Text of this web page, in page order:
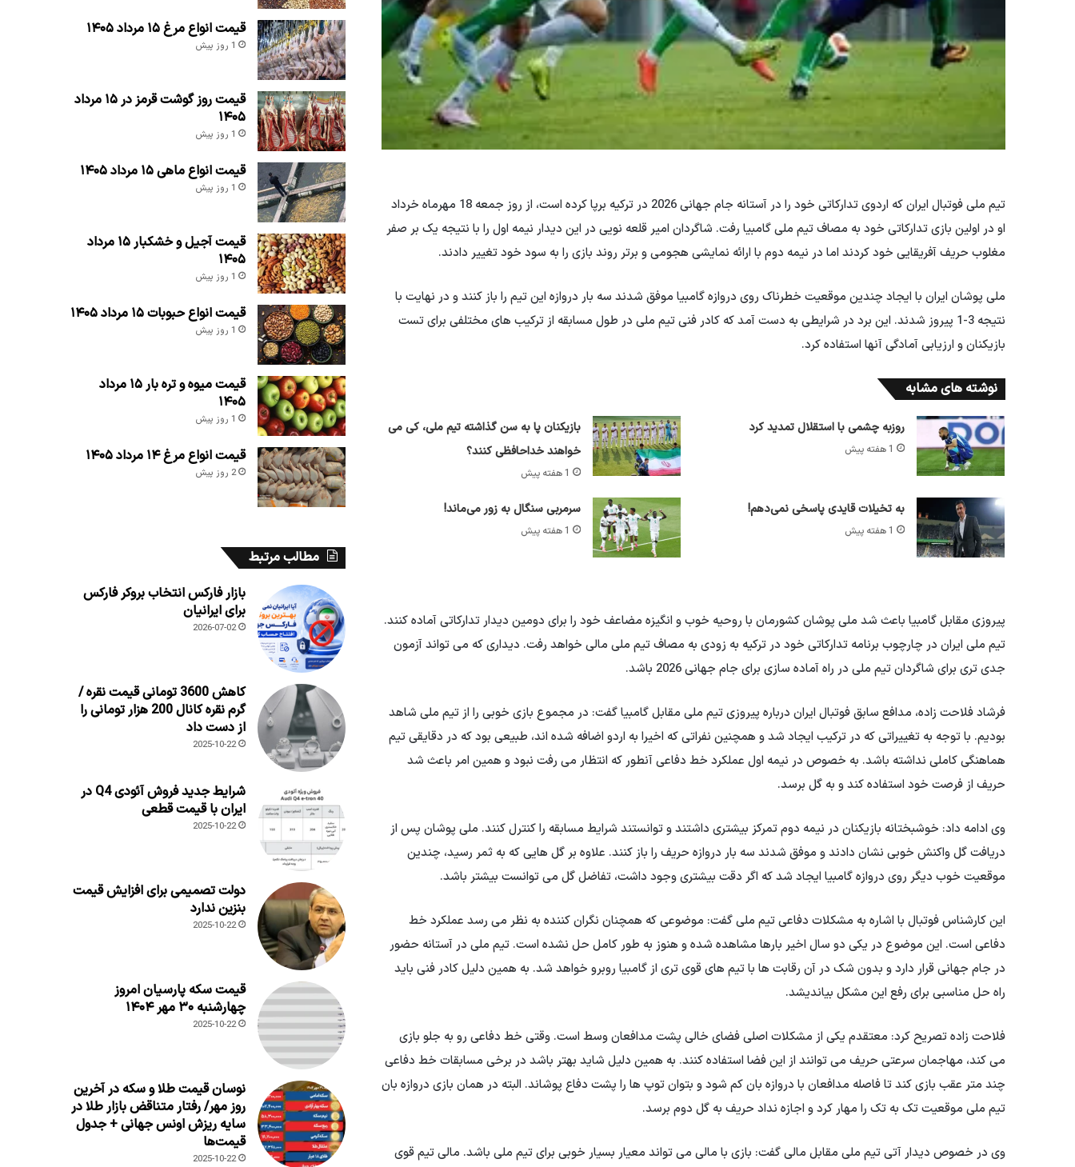
تیم ملی فوتبال ایران که اردوی تدارکاتی خود را در آستانه جام جهانی 2026 در ترکیه برپا کرده است، از روز جمعه 18 مهرماه خرداد
او در اولین بازی تدارکاتی خود به مصاف تیم ملی گامبیا رفت. شاگردان امیر قلعه نویی در این دیدار نیمه اول را با نتیجه یک بر صفر
مغلوب حریف آفریقایی خود کردند اما در نیمه دوم با ارائه نمایشی هجومی و برتر روند بازی را به سود خود تغییر دادند.
ملی پوشان ایران با ایجاد چندین موقعیت خطرناک روی دروازه گامبیا موفق شدند سه بار دروازه این تیم را باز کنند و در نهایت با
نتیجه 3-1 پیروز شدند. این برد در شرایطی به دست آمد که کادر فنی تیم ملی در طول مسابقه از ترکیب های مختلفی برای تست
بازیکنان و ارزیابی آمادگی آنها استفاده کرد.
نوشته های مشابه
روزبه چشمی با استقلال تمدید کرد
1 هفته پیش
بازیکنان پا به سن گذاشته تیم ملی، کی می
خواهند خداحافظی کنند؟
1 هفته پیش
به تخیلات قایدی پاسخی نمی‌دهم!
1 هفته پیش
سرمربی سنگال به زور می‌ماند!
1 هفته پیش
پیروزی مقابل گامبیا باعث شد ملی پوشان کشورمان با روحیه خوب و انگیزه مضاعف خود را برای دومین دیدار تدارکاتی آماده کنند.
تیم ملی ایران در چارچوب برنامه تدارکاتی خود در ترکیه به زودی به مصاف تیم ملی مالی خواهد رفت. دیداری که می تواند آزمون
جدی تری برای شاگردان تیم ملی در راه آماده سازی برای جام جهانی 2026 باشد.
فرشاد فلاحت زاده، مدافع سابق فوتبال ایران درباره پیروزی تیم ملی مقابل گامبیا گفت: در مجموع بازی خوبی را از تیم ملی شاهد
بودیم. با توجه به تغییراتی که در ترکیب ایجاد شد و همچنین نفراتی که اخیرا به اردو اضافه شده اند، طبیعی بود که در دقایقی تیم
هماهنگی کاملی نداشته باشد. به خصوص در نیمه اول عملکرد خط دفاعی آنطور که انتظار می رفت نبود و همین امر باعث شد
حریف از فرصت خود استفاده کند و به گل برسد.
وی ادامه داد: خوشبختانه بازیکنان در نیمه دوم تمرکز بیشتری داشتند و توانستند شرایط مسابقه را کنترل کنند. ملی پوشان پس از
دریافت گل واکنش خوبی نشان دادند و موفق شدند سه بار دروازه حریف را باز کنند. علاوه بر گل هایی که به ثمر رسید، چندین
موقعیت خوب دیگر روی دروازه گامبیا ایجاد شد که اگر دقت بیشتری وجود داشت، تفاضل گل می توانست بیشتر باشد.
این کارشناس فوتبال با اشاره به مشکلات دفاعی تیم ملی گفت: موضوعی که همچنان نگران کننده به نظر می رسد عملکرد خط
دفاعی است. این موضوع در یکی دو سال اخیر بارها مشاهده شده و هنوز به طور کامل حل نشده است. تیم ملی در آستانه حضور
در جام جهانی قرار دارد و بدون شک در آن رقابت ها با تیم های قوی تری از گامبیا روبرو خواهد شد. به همین دلیل کادر فنی باید
راه حل مناسبی برای رفع این مشکل بیاندیشد.
فلاحت زاده تصریح کرد: معتقدم یکی از مشکلات اصلی فضای خالی پشت مدافعان وسط است. وقتی خط دفاعی رو به جلو بازی
می کند، مهاجمان سرعتی حریف می توانند از این فضا استفاده کنند. به همین دلیل شاید بهتر باشد در برخی مسابقات خط دفاعی
چند متر عقب بازی کند تا فاصله مدافعان با دروازه بان کم شود و بتوان توپ ها را پشت دفاع پوشاند. البته در همان بازی دروازه بان
تیم ملی موقعیت تک به تک را مهار کرد و اجازه نداد حریف به گل دوم برسد.
وی در خصوص دیدار آتی تیم ملی مقابل مالی گفت: بازی با مالی می تواند معیار بسیار خوبی برای تیم ملی باشد. مالی تیم قوی
قیمت انواع مرغ ۱۵ مرداد ۱۴۰۵
1 روز پیش
قیمت روز گوشت قرمز در ۱۵ مرداد
۱۴۰۵
1 روز پیش
قیمت انواع ماهی ۱۵ مرداد ۱۴۰۵
1 روز پیش
قیمت آجیل و خشکبار ۱۵ مرداد
۱۴۰۵
1 روز پیش
قیمت انواع حبوبات ۱۵ مرداد ۱۴۰۵
1 روز پیش
قیمت میوه و تره بار ۱۵ مرداد
۱۴۰۵
1 روز پیش
قیمت انواع مرغ ۱۴ مرداد ۱۴۰۵
2 روز پیش
مطالب مرتبط
بازار فارکس انتخاب بروکر فارکس
برای ایرانیان
2026-07-02
کاهش 3600 تومانی قیمت نقره /
گرم نقره کانال 200 هزار تومانی را
از دست داد
2025-10-22
شرایط جدید فروش آئودی Q4 در
ایران با قیمت قطعی
2025-10-22
دولت تصمیمی برای افزایش قیمت
بنزین ندارد
2025-10-22
قیمت سکه پارسیان امروز
چهارشنبه ۳۰ مهر ۱۴۰۴
2025-10-22
نوسان قیمت طلا و سکه در آخرین
روز مهر/ رفتار متناقض بازار طلا در
سایه ریزش اونس جهانی + جدول
قیمت‌ها
2025-10-22